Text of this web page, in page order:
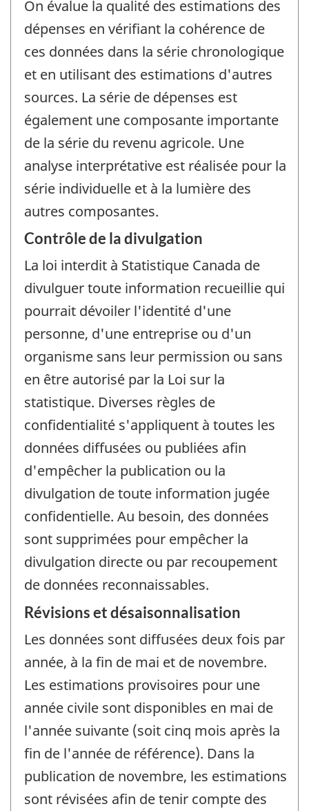
On évalue la qualité des estimations des
dépenses en vérifiant la cohérence de
ces données dans la série chronologique
et en utilisant des estimations d'autres
sources. La série de dépenses est
également une composante importante
de la série du revenu agricole. Une
analyse interprétative est réalisée pour la
série individuelle et à la lumière des
autres composantes.
Contrôle de la divulgation
La loi interdit à Statistique Canada de
divulguer toute information recueillie qui
pourrait dévoiler l'identité d'une
personne, d'une entreprise ou d'un
organisme sans leur permission ou sans
en être autorisé par la Loi sur la
statistique. Diverses règles de
confidentialité s'appliquent à toutes les
données diffusées ou publiées afin
d'empêcher la publication ou la
divulgation de toute information jugée
confidentielle. Au besoin, des données
sont supprimées pour empêcher la
divulgation directe ou par recoupement
de données reconnaissables.
Révisions et désaisonnalisation
Les données sont diffusées deux fois par
année, à la fin de mai et de novembre.
Les estimations provisoires pour une
année civile sont disponibles en mai de
l'année suivante (soit cinq mois après la
fin de l'année de référence). Dans la
publication de novembre, les estimations
sont révisées afin de tenir compte des